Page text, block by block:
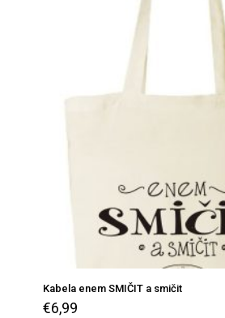
Kabela enem SMIČIT a smičit
€6,99